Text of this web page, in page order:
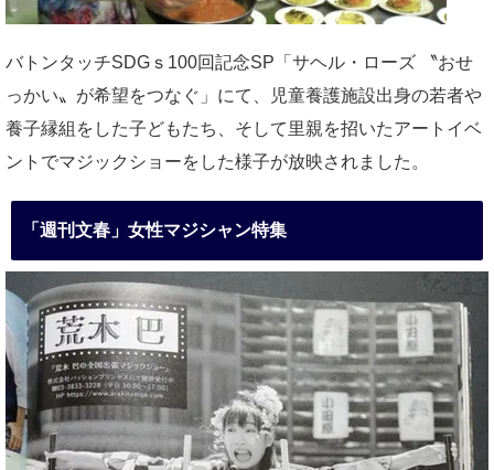
バトンタッチSDGｓ100回記念SP「サヘル・ローズ 〝おせ
っかい〟が希望をつなぐ」にて、児童養護施設出身の若者や
養子縁組をした子どもたち、そして里親を招いたアートイベ
ントでマジックショーをした様子が放映されました。
「週刊文春」女性マジシャン特集